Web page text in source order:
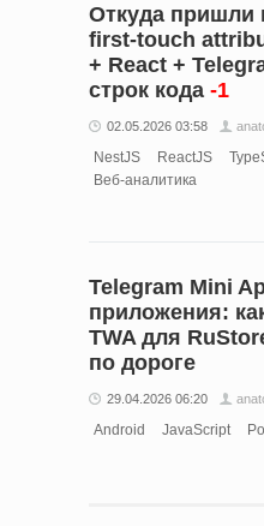
Откуда пришли
first-touch
+ React +
строк кода -1
02.05.2026 03:58
NestJS ReactJS
Веб-аналитика
Telegram Mini
приложения:
TWA для
по дороге
29.04.2026 06:20
Android JavaScript